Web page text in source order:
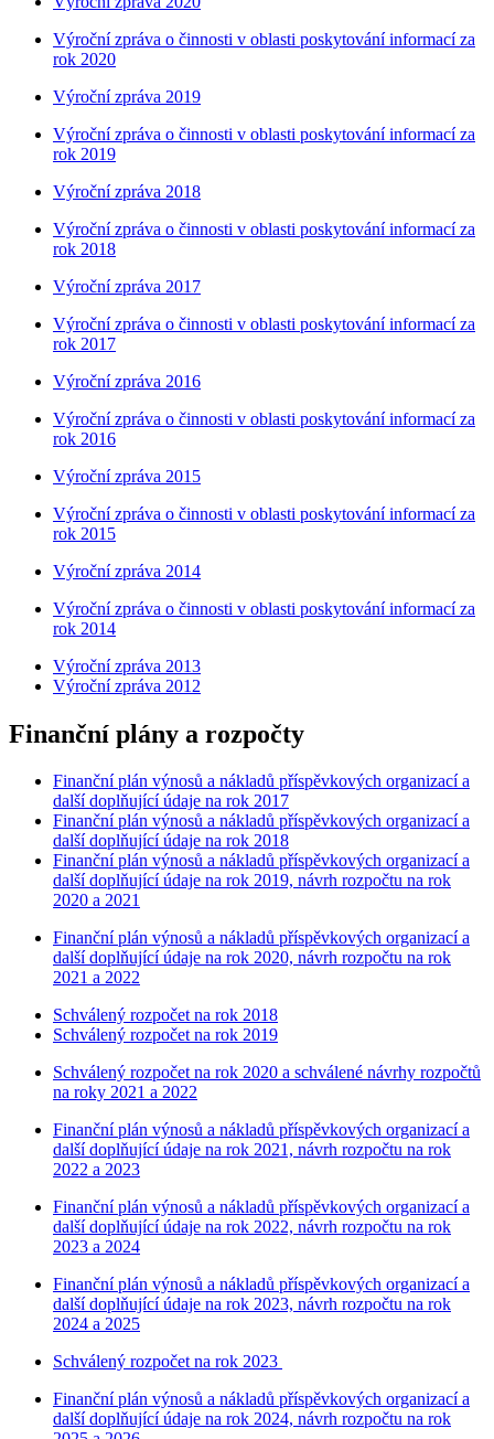
Výroční zpráva o činnosti v oblasti poskytování informací za
rok 2020
Výroční zpráva 2019
Výroční zpráva o činnosti v oblasti poskytování informací za
rok 2019
Výroční zpráva 2018
Výroční zpráva o činnosti v oblasti poskytování informací za
rok 2018
Výroční zpráva 2017
Výroční zpráva o činnosti v oblasti poskytování informací za
rok 2017
Výroční zpráva 2016
Výroční zpráva o činnosti v oblasti poskytování informací za
rok 2016
Výroční zpráva 2015
Výroční zpráva o činnosti v oblasti poskytování informací za
rok 2015
Výroční zpráva 2014
Výroční zpráva o činnosti v oblasti poskytování informací za
rok 2014
Výroční zpráva 2013
Výroční zpráva 2012
Finanční plány a rozpočty
Finanční plán výnosů a nákladů příspěvkových organizací a
další doplňující údaje na rok 2017
Finanční plán výnosů a nákladů příspěvkových organizací a
další doplňující údaje na rok 2018
Finanční plán výnosů a nákladů příspěvkových organizací a
další doplňující údaje na rok 2019, návrh rozpočtu na rok
2020 a 2021
Finanční plán výnosů a nákladů příspěvkových organizací a
další doplňující údaje na rok 2020, návrh rozpočtu na rok
2021 a 2022
Schválený rozpočet na rok 2018
Schválený rozpočet na rok 2019
Schválený rozpočet na rok 2020 a schválené návrhy rozpočtů
na roky 2021 a 2022
Finanční plán výnosů a nákladů příspěvkových organizací a
další doplňující údaje na rok 2021, návrh rozpočtu na rok
2022 a 2023
Finanční plán výnosů a nákladů příspěvkových organizací a
další doplňující údaje na rok 2022, návrh rozpočtu na rok
2023 a 2024
Finanční plán výnosů a nákladů příspěvkových organizací a
další doplňující údaje na rok 2023, návrh rozpočtu na rok
2024 a 2025
Schválený rozpočet na rok 2023
Finanční plán výnosů a nákladů příspěvkových organizací a
další doplňující údaje na rok 2024, návrh rozpočtu na rok